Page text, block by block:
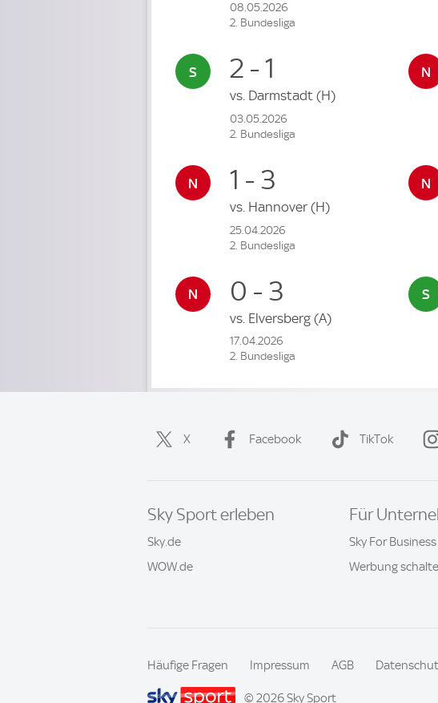
08.05.2026
2. Bundesliga
2 - 1
vs. Darmstadt (H)
03.05.2026
2. Bundesliga
1 - 3
vs. Hannover (H)
25.04.2026
2. Bundesliga
0 - 3
vs. Elversberg (A)
17.04.2026
2. Bundesliga
X Facebook TikTok
Sky Sport erleben
Sky.de
WOW.de
Für
Sky For Business
Werbung
Häufige Fragen Impressum AGB
© 2026 Sky Sport